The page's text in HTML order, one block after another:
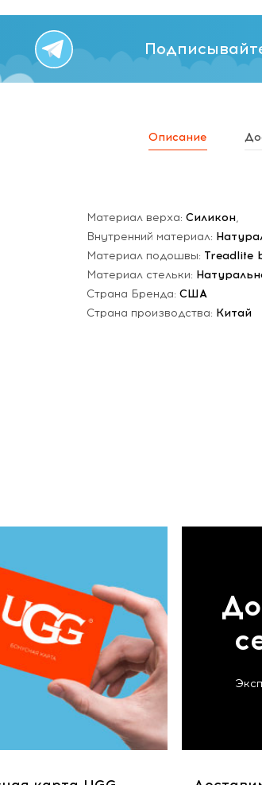
Описание
Материал верха: Силикон,
Внутренний материал:
Материал подошвы: Treadlite
Материал стельки:
Страна Бренда: США
Страна производства: Китай